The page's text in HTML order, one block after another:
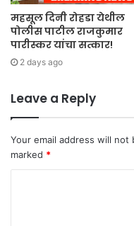
महसूल दिनी रोहडा येथील
पोलीस पाटील राजकुमार
पारीस्कर यांचा सत्कार!
2 days ago
Leave a Reply
Your email address will not
marked *